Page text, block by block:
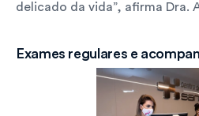
delicado da vida”, afirma Dra.
Exames regulares e